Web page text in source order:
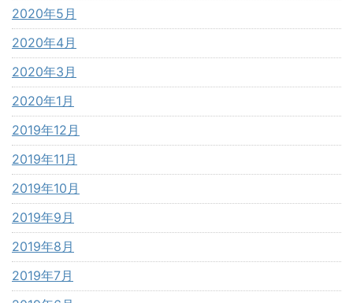
2020年5月
2020年4月
2020年3月
2020年1月
2019年12月
2019年11月
2019年10月
2019年9月
2019年8月
2019年7月